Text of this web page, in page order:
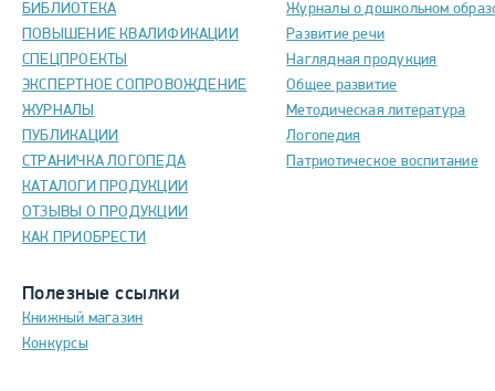
БИБЛИОТЕКА
ПОВЫШЕНИЕ КВАЛИФИКАЦИИ
СПЕЦПРОЕКТЫ
ЭКСПЕРТНОЕ СОПРОВОЖДЕНИЕ
ЖУРНАЛЫ
ПУБЛИКАЦИИ
СТРАНИЧКА ЛОГОПЕДА
КАТАЛОГИ ПРОДУКЦИИ
ОТЗЫВЫ О ПРОДУКЦИИ
КАК ПРИОБРЕСТИ
Полезные ссылки
Книжный магазин
Конкурсы
Журналы о дошкольном
Развитие речи
Наглядная продукция
Общее развитие
Методическая литература
Логопедия
Патриотическое воспитание